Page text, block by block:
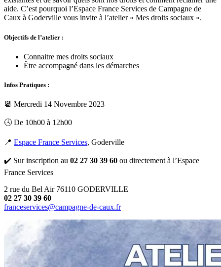
aide. C’est pourquoi l’Espace France Services de Campagne de
Caux à Goderville vous invite à l’atelier « Mes droits sociaux ».
Objectifs de l’atelier :
Connaitre mes droits sociaux
Être accompagné dans les démarches
Infos Pratiques :
📆 Mercredi 14 Novembre 2023
🕓 De 10h00 à 12h00
📍 Espace France Services, Goderville
✔️ Sur inscription au 02 27 30 39 60 ou directement à l’Espace
France Services
2 rue du Bel Air 76110 GODERVILLE
02 27 30 39 60
franceservices@campagne-de-caux.fr